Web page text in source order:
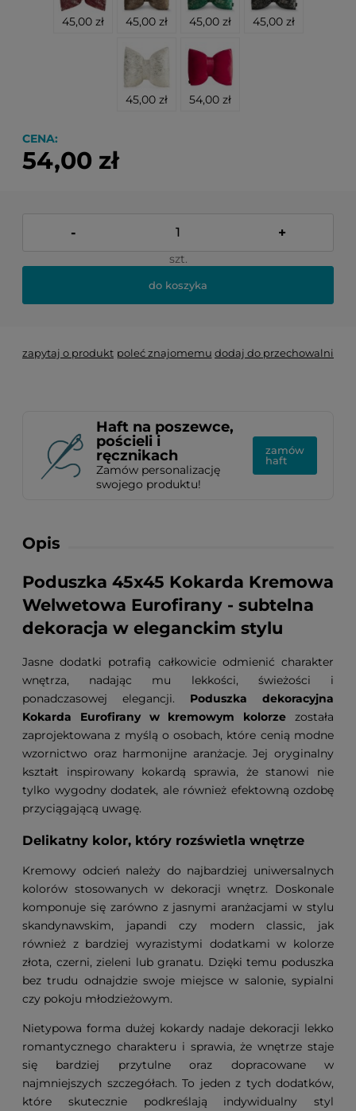
45,00 zł 45,00 zł 45,00 zł 45,00 zł
45,00 zł 54,00 zł
CENA:
54,00 zł
- +
szt.
do koszyka
zapytaj o produkt poleć znajomemu dodaj do przechowalni
Haft na poszewce,
pościeli i
ręcznikach
Zamów personalizację
swojego produktu!
zamów
haft
Opis
Poduszka 45x45 Kokarda Kremowa
Welwetowa Eurofirany - subtelna
dekoracja w eleganckim stylu
Jasne dodatki potrafią całkowicie odmienić charakter
wnętrza, nadając mu lekkości, świeżości i
ponadczasowej elegancji. Poduszka dekoracyjna
Kokarda Eurofirany w kremowym kolorze została
zaprojektowana z myślą o osobach, które cenią modne
wzornictwo oraz harmonijne aranżacje. Jej oryginalny
kształt inspirowany kokardą sprawia, że stanowi nie
tylko wygodny dodatek, ale również efektowną ozdobę
przyciągającą uwagę.
Delikatny kolor, który rozświetla wnętrze
Kremowy odcień należy do najbardziej uniwersalnych
kolorów stosowanych w dekoracji wnętrz. Doskonale
komponuje się zarówno z jasnymi aranżacjami w stylu
skandynawskim, japandi czy modern classic, jak
również z bardziej wyrazistymi dodatkami w kolorze
złota, czerni, zieleni lub granatu. Dzięki temu poduszka
bez trudu odnajdzie swoje miejsce w salonie, sypialni
czy pokoju młodzieżowym.
Nietypowa forma dużej kokardy nadaje dekoracji lekko
romantycznego charakteru i sprawia, że wnętrze staje
się bardziej przytulne oraz dopracowane w
najmniejszych szczegółach. To jeden z tych dodatków,
które skutecznie podkreślają indywidualny styl